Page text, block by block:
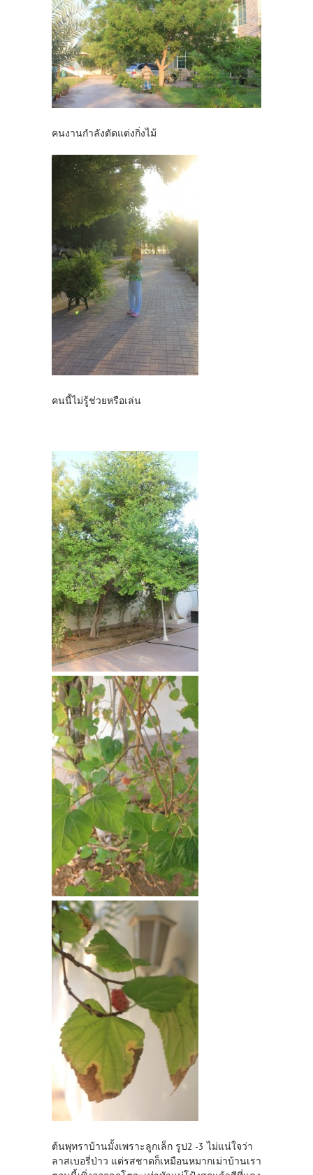
คนงานกำลังตัดแต่งกิ่งไม้
คนนี้ไม่รู้ช่วยหรือเล่น
ต้นพุทราบ้านมั้งเพราะลูกเล็ก รูป2 -3 ไม่แน่ใจว่า
ลาสเบอรี่ป่าว แต่รสชาดก็เหมือนหมากเม่าบ้านเรา